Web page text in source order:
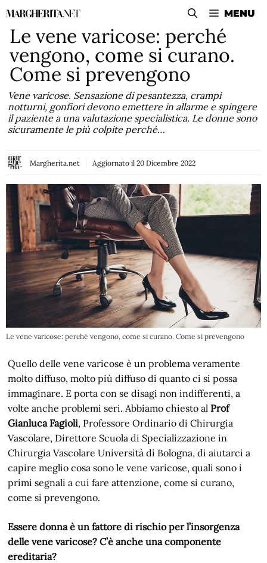
Vai
contenuto
MENU
Le vene varicose: perché
vengono, come si curano.
Come si prevengono
Vene varicose. Sensazione di pesantezza, crampi
notturni, gonfiori devono emettere in allarme e spingere
il paziente a una valutazione specialistica. Le donne sono
sicuramente le più colpite perché…
Margherita.net Aggiornato il 20 Dicembre 2022
Le vene varicose: perché vengono, come si curano. Come si prevengono
Quello delle vene varicose è un problema veramente
molto diffuso, molto più diffuso di quanto ci si possa
immaginare. E porta con se disagi non indifferenti, a
volte anche problemi seri. Abbiamo chiesto alProf
Gianluca Fagioli, Professore Ordinario di Chirurgia
Vascolare, Direttore Scuola di Specializzazione in
Chirurgia Vascolare Università di Bologna, di aiutarci a
capire meglio cosa sono le vene varicose, quali sono i
primi segnali a cui fare attenzione, come si curano,
come si prevengono.
Essere donna è un fattore di rischio per l’insorgenza
delle vene varicose? C’è anche una componente
ereditaria?